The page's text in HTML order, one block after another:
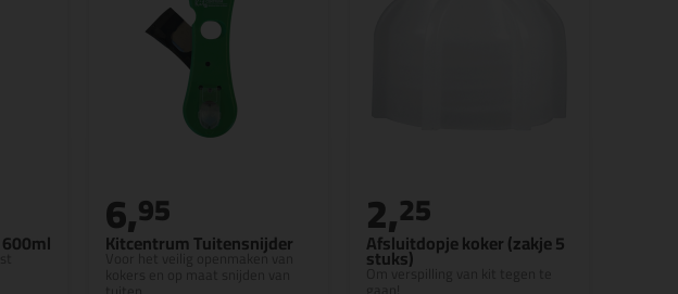
Kitcentrum Tuitensnijder
Voor het veilig openmaken van
6,95
Afsluitdopje koker (zakje 5
stuks)
Om verspilling van kit tegen te
2,25